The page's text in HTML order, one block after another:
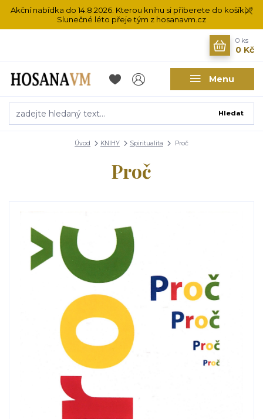
Akční nabídka do 14.8.2026. Kterou knihu si přiberete do košíku?
Slunečné léto přeje tým z hosanavm.cz
Menu
Hledat
0 ks
0 Kč
Úvod KNIHY Spiritualita Proč
Proč